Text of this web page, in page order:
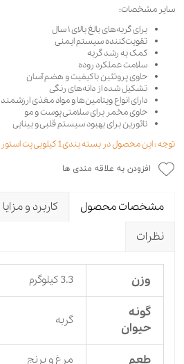
سایر مشخصات:
برای گربه‌های بالغ بالای ۱ سال
تقویت‌کننده سیستم ایمنی
کمک به رشد گربه
سلامت عملکرد روده
حاوی پروتئین باکیفیت و هضم آسان
تشکیل شده از دانه‌های رنگی
دارای انواع ویتامین‌ها و مواد مغذی ارزشمند
حاوی مخمر برای سلامتی پوست و مو
تائورین برای بهبود سیستم قلبی و بینایی
توجه : این محصول در بسته بندی1 کیلویی پت استور عرضه می شود.
افزودن به علاقه مندی ها
مشخصات محصول کاربرد و مزایا
نظرات
وزن 3.3 کیلوگرم
گونه
حیوان
گربه
طعم مرغ و برنج